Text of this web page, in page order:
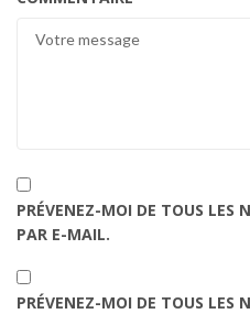
PRÉVENEZ-MOI DE TOUS LES
PAR E-MAIL.
PRÉVENEZ-MOI DE TOUS LES